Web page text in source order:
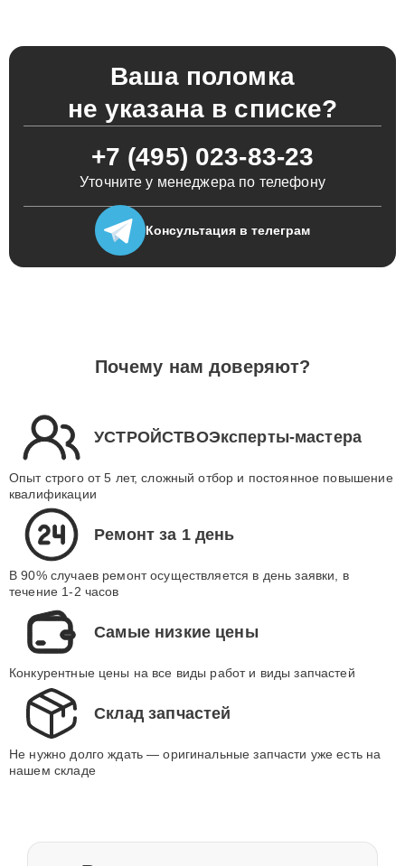
Ваша поломка
не указана в списке?
+7 (495) 023-83-23
Уточните у менеджера по телефону
Консультация в телеграм
Почему нам доверяют?
УСТРОЙСТВОЭксперты-мастера
Опыт строго от 5 лет, сложный отбор и постоянное повышение
квалификации
Ремонт за 1 день
В 90% случаев ремонт осуществляется в день заявки, в
течение 1-2 часов
Самые низкие цены
Конкурентные цены на все виды работ и виды запчастей
Склад запчастей
Не нужно долго ждать — оригинальные запчасти уже есть на
нашем складе